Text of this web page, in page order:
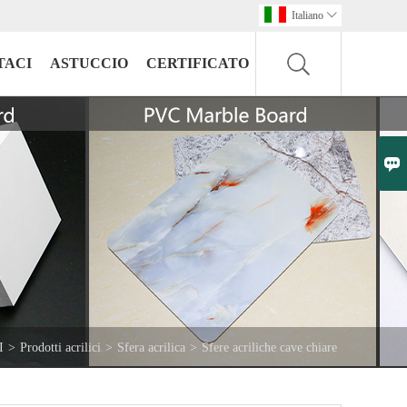

Italiano 
ASTUCCIO CERTIFICATO
> Prodotti acrilici > Sfera acrilica > Sfere acriliche cave chiare